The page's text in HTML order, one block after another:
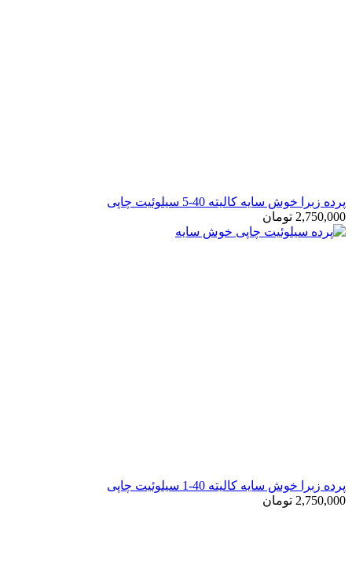
زبرا خوش سایه کالیته 40-5 سیلوئیت چاپی
تومان
زبرا خوش سایه کالیته 40-1 سیلوئیت چاپی
تومان